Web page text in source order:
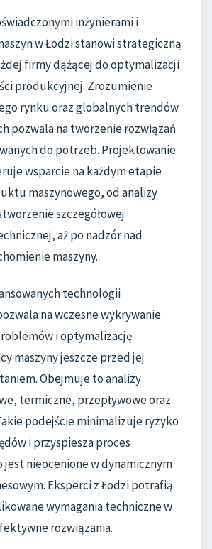
inżynierami i
w Łodzi stanowi strategiczną
firmy dążącej do optymalizacji
produkcyjnej. Zrozumienie
rynku oraz globalnych trendów
pozwala na tworzenie rozwiązań
do potrzeb. Projektowanie
wsparcie na każdym etapie
maszynowego, od analizy
szczegółowej
aż po nadzór nad
maszyny.
technologii
na wczesne wykrywanie
i optymalizację
maszyny jeszcze przed jej
Obejmuje to analizy
termiczne, przepływowe oraz
podejście minimalizuje ryzyko
i przyspiesza proces
jest nieocenione w dynamicznym
Eksperci z Łodzi potrafią
wymagania techniczne w
rozwiązania.